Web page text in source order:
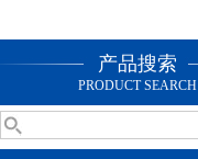
产品搜索
PRODUCT SEARCH